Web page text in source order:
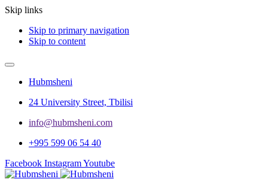
Skip links
Skip to primary navigation
Skip to content
Hubmsheni
24 University Street, Tbilisi
info@hubmsheni.com​
+995 599 06 54 40
Facebook InstagramYoutube